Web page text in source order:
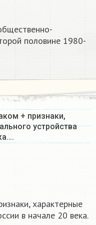
половине 1980-
+ признаки,
устройства
характерные
в начале 20 века.